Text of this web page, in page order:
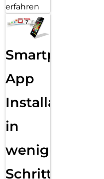
erfahren
Smartphone
App
Installation
in
wenigen
Schritten